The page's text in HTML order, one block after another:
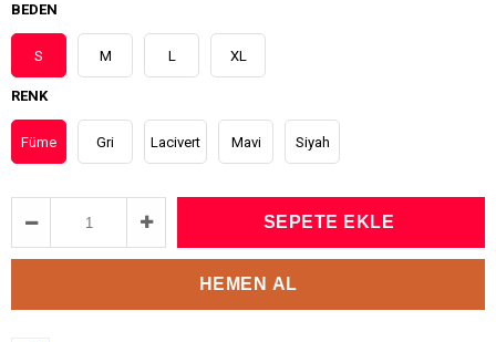
BEDEN
S M L XL
RENK
Füme Gri Lacivert Mavi Siyah